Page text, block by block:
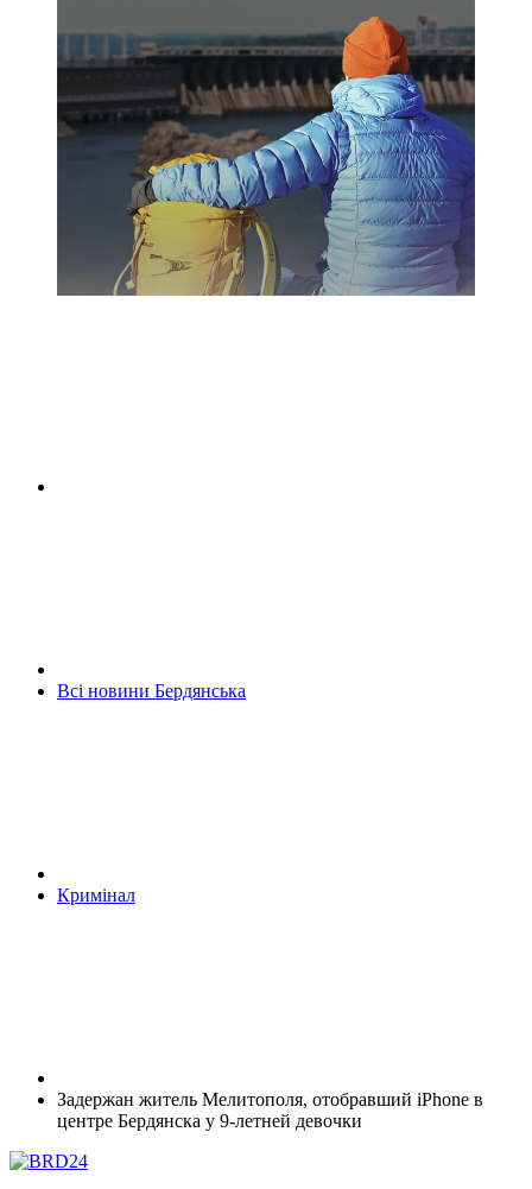
Всі новини Бердянська
Кримінал
Задержан житель Мелитополя, отобравший iPhone в
центре Бердянска у 9-летней девочки